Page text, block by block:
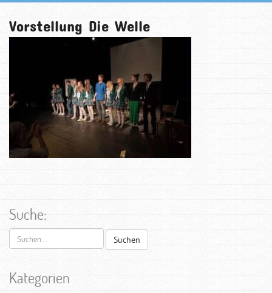
Vorstellung Die Welle
Suche:
Suchen
nach:
Kategorien